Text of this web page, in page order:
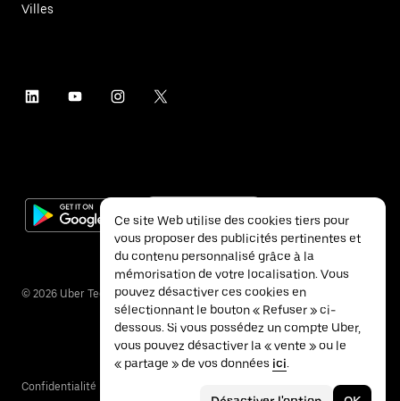
Villes
© 2026 Uber Technologies Inc.
Confidentialité
Ce site Web utilise des cookies tiers pour
vous proposer des publicités pertinentes et
du contenu personnalisé grâce à la
mémorisation de votre localisation. Vous
pouvez désactiver ces cookies en
sélectionnant le bouton « Refuser » ci-
dessous. Si vous possédez un compte Uber,
vous pouvez désactiver la « vente » ou le
« partage » de vos données ici.